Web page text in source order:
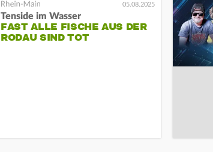
05.08.2025
Tenside im Wasser
FAST ALLE FISCHE AUS DER
RODAU SIND TOT